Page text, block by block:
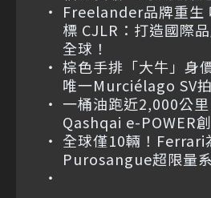
Freelander品牌重生
標 CJLR：打造國際
全球！
棕色手排「大牛」身
唯一Murciélago SV
一桶油跑近2,000公
Qashqai e-POWER
全球僅10輛！Ferrari
Purosangue超限量